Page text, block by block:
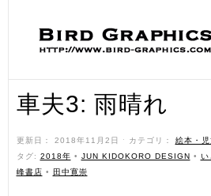
車夫3: 雨晴れ
更新日： 2018年11月2日 ˑ カテゴリ： 絵本・
タグ: 2018年 • JUN KIDOKORO DESIGN • い
峰書店 • 田中寛崇